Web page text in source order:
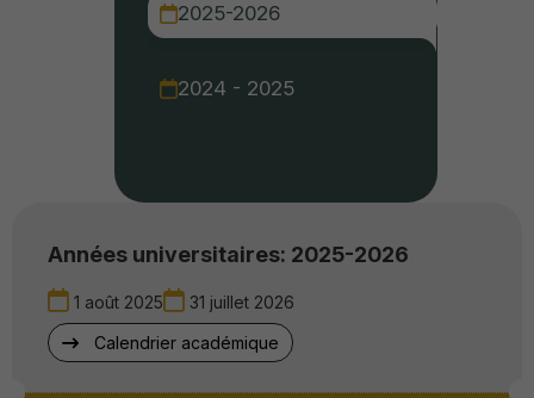
2025-2026
2024 - 2025
Années universitaires: 2025-2026
1 août 2025
31 juillet 2026
Calendrier académique